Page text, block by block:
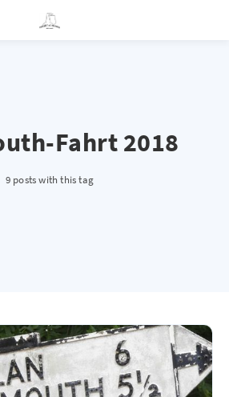
Fahrt 2018
9 posts with this tag